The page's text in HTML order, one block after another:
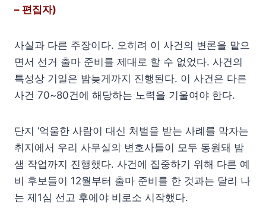
– 편집자)
사실과 다른 주장이다. 오히려 이 사건의 변론을 맡으
면서 선거 출마 준비를 제대로 할 수 없었다. 사건의
특성상 기일은 밤늦게까지 진행된다. 이 사건은 다른
사건 70~80건에 해당하는 노력을 기울여야 한다.
단지 ‘억울한 사람이 대신 처벌을 받는 사례를 막자는
취지에서 우리 사무실의 변호사들이 모두 동원돼 밤
샘 작업까지 진행했다. 사건에 집중하기 위해 다른 예
비 후보들이 12월부터 출마 준비를 한 것과는 달리 나
는 제1심 선고 후에야 비로소 시작했다.